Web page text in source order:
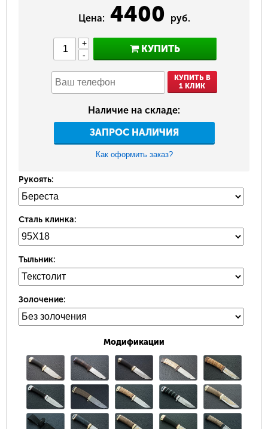
Цена: 4400 руб.
+
-
КУПИТЬ
КУПИТЬ В
1 КЛИК
Наличие на складе:
ЗАПРОС НАЛИЧИЯ
Как оформить заказ?
Рукоять:
Сталь клинка:
Тыльник:
Золочение:
Модификации